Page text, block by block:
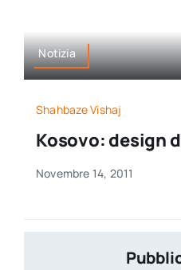
Notizia
Shahbaze Vishaj
Kosovo: design
Novembre 14, 2011